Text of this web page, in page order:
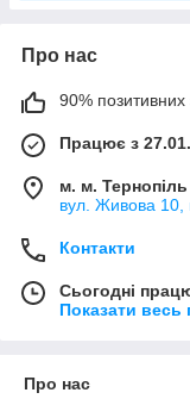
Про нас
90% позитивних
Працює з
м. м. Тернопіль
вул. Живова 10,
Контакти
Сьогодні
Показати весь
Про нас